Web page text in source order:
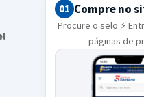
01 Compre no
Procure o selo ⚡
páginas de